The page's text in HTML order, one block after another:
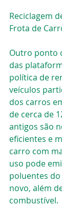
Reciclagem
Frota de
Outro ponto
das
política de
veículos
dos carros
de cerca de
antigos são
eficientes e
carro com
uso pode
poluentes
novo, além
combustível.